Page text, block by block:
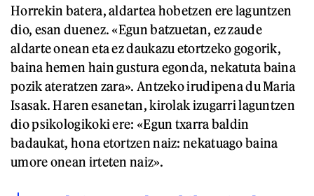
Horrekin batera, aldartea hobetzen ere laguntzen
dio, esan duenez. «Egun batzuetan, ez zaude
aldarte onean eta ez daukazu etortzeko gogorik,
baina hemen hain gustura egonda, nekatuta baina
pozik ateratzen zara». Antzeko irudipena du Maria
Isasak. Haren esanetan, kirolak izugarri laguntzen
dio psikologikoki ere: «Egun txarra baldin
badaukat, hona etortzen naiz: nekatuago baina
umore onean irteten naiz».